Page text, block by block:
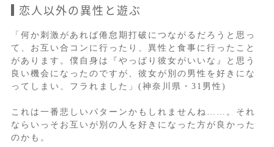
恋人以外の異性と遊ぶ
「何か刺激があれば倦怠期打破につながるだろうと思っ
て、お互い合コンに行ったり、異性と食事に行ったこと
があります。僕自身は『やっぱり彼女がいいな』と思う
良い機会になったのですが、彼女が別の男性を好きにな
ってしまい、フラれました」(神奈川県・31男性)
これは一番悲しいパターンかもしれませんね……。それ
ならいっそお互いが別の人を好きになった方が良かった
のかも。